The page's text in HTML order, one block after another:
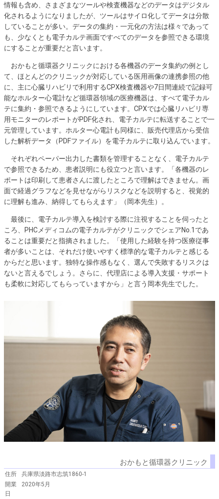
情報も含め、さまざまなツールや検査機器などのデータはデジタル
化されるようになりましたが、ツールはサイロ化してデータは分散
していることが多い。データの集約・一元化の方法は様々であって
も、少なくとも電子カルテ画面ですべてのデータを参照できる環境
にすることが重要だと言います。
おかもと循環器クリニックにおける各機器のデータ集約の例とし
て、ほとんどのクリニックが対応している医用画像の連携参照の他
に、主に心臓リハビリで利用するCPX検査機器や7日間連続で記録可
能なホルター心電計など循環器領域の医療機器は、すべて電子カル
テに集約・参照できるようにしています。CPXでは心臓リハビリ専
用モニターのレポートがPDF化され、電子カルテに転送することで一
元管理しています。ホルター心電計も同様に、販売代理店から受信
した解析データ（PDFファイル）を電子カルテに取り込んでいます。
それぞれペーパー出力した書類を管理することなく、電子カルテ
で参照できるため、患者説明にも役立つと言います。「各機器のレ
ポートは印刷して患者さんに渡したところで理解はできません。画
面で経過グラフなどを見せながらリスクなどを説明すると、視覚的
に理解も進み、納得してもらえます」（岡本先生）。
最後に、電子カルテ導入を検討する際に注視することを伺ったと
ころ、PHCメディコムの電子カルテがクリニックでシェアNo.1であ
ることは重要だと指摘されました。「使用した経験を持つ医療従事
者が多いことは、それだけ使いやすく標準的な電子カルテと感じる
からだと思います。独特な操作感もなく、選んで失敗するリスクは
ないと言えるでしょう。さらに、代理店による導入支援・サポート
も柔軟に対応してもらっていますから」と言う岡本先生でした。
おかもと循環器クリニック
住所
兵庫県淡路市志筑1860-1
開業
日
2020年5月